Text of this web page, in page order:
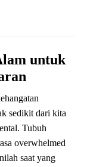
untuk
sedikit dari kita
Tubuh
overwhelmed
saat yang